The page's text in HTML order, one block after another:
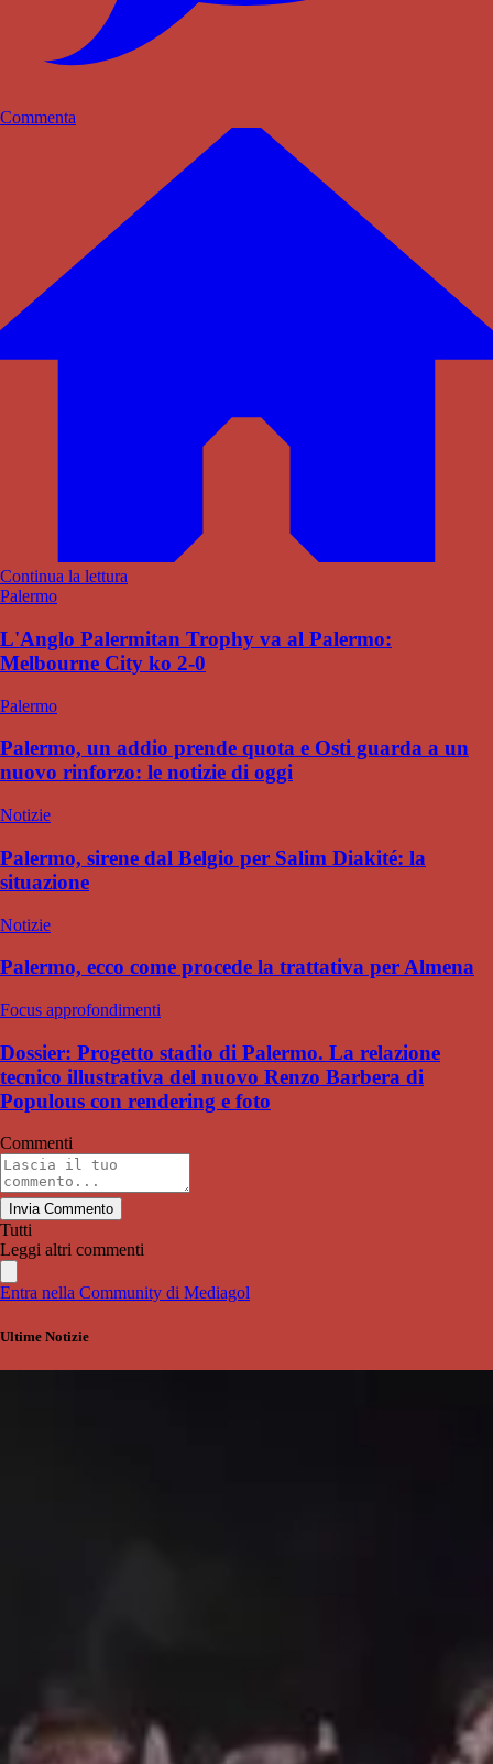
Commenta
Continua la lettura
Palermo
L'Anglo Palermitan Trophy va al Palermo:
Melbourne City ko 2-0
Palermo
Palermo, un addio prende quota e Osti guarda a un
nuovo rinforzo: le notizie di oggi
Notizie
Palermo, sirene dal Belgio per Salim Diakité: la
situazione
Notizie
Palermo, ecco come procede la trattativa per Almena
Focus approfondimenti
Dossier: Progetto stadio di Palermo. La relazione
tecnico illustrativa del nuovo Renzo Barbera di
Populous con rendering e foto
Commenti
Invia Commento
Tutti
Leggi altri commenti
Entra nella Community di Mediagol
Ultime Notizie